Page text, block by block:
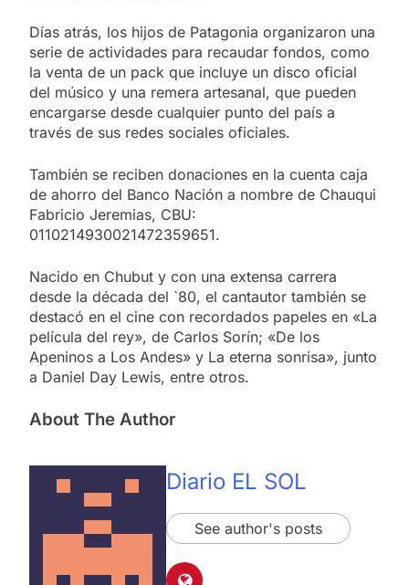
Días atrás, los hijos de Patagonia organizaron una
serie de actividades para recaudar fondos, como
la venta de un pack que incluye un disco oficial
del músico y una remera artesanal, que pueden
encargarse desde cualquier punto del país a
través de sus redes sociales oficiales.
También se reciben donaciones en la cuenta caja
de ahorro del Banco Nación a nombre de Chauqui
Fabricio Jeremias, CBU:
0110214930021472359651.
Nacido en Chubut y con una extensa carrera
desde la década del `80, el cantautor también se
destacó en el cine con recordados papeles en «La
película del rey», de Carlos Sorín; «De los
Apeninos a Los Andes» y La eterna sonrisa», junto
a Daniel Day Lewis, entre otros.
About The Author
Diario EL SOL
See author's posts